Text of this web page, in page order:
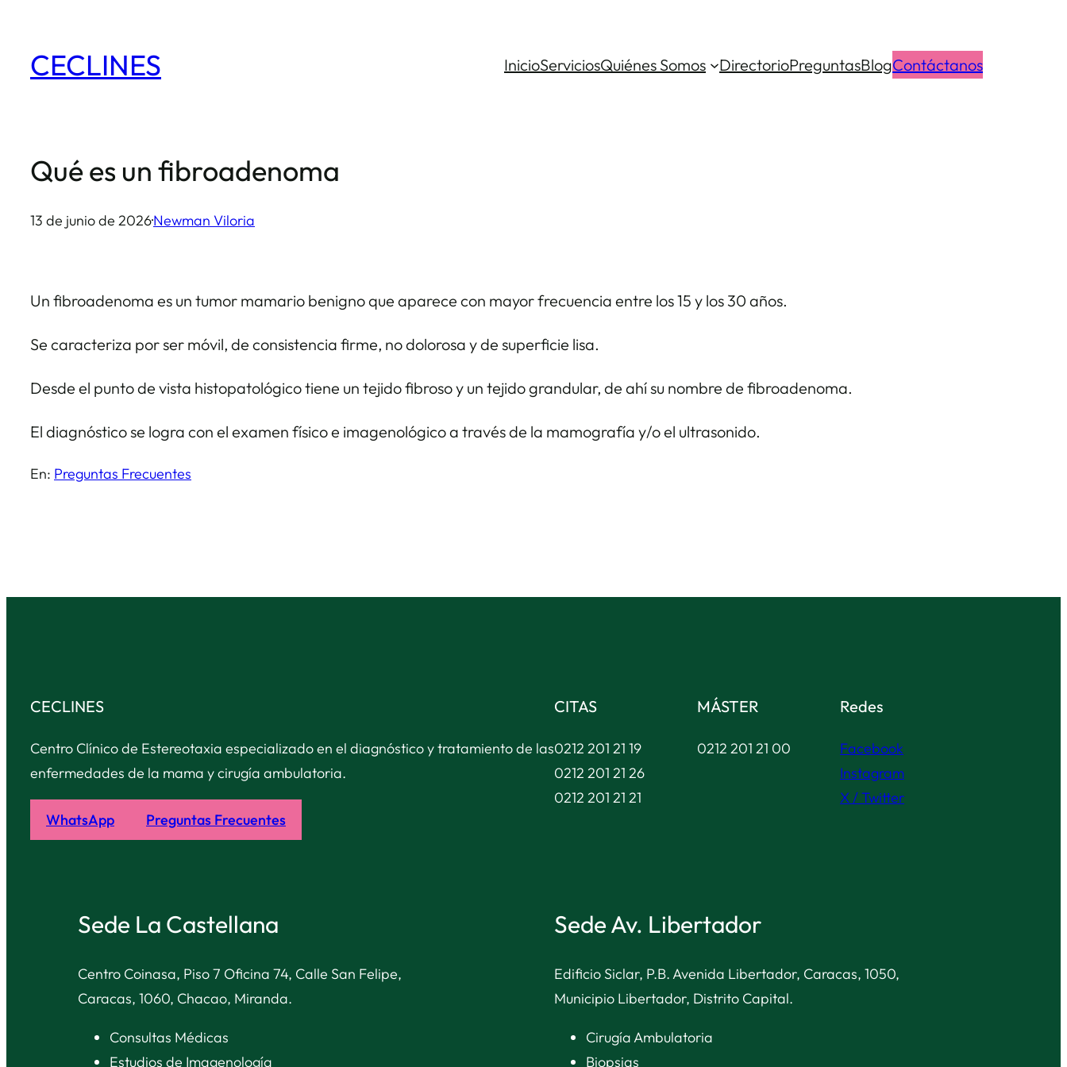
contenido
CECLINES InicioServiciosQuiénes Somos DirectorioPreguntasBlogContáctanos
Qué es un fibroadenoma
13 de junio de 2026·Newman Viloria
Un fibroadenoma es un tumor mamario benigno que aparece con mayor frecuencia entre los 15 y los 30 años.
Se caracteriza por ser móvil, de consistencia firme, no dolorosa y de superficie lisa.
Desde el punto de vista histopatológico tiene un tejido fibroso y un tejido grandular, de ahí su nombre de fibroadenoma.
El diagnóstico se logra con el examen físico e imagenológico a través de la mamografía y/o el ultrasonido.
En: Preguntas Frecuentes
CECLINES
Centro Clínico de Estereotaxia especializado en el diagnóstico y tratamiento de las
enfermedades de la mama y cirugía ambulatoria.
WhatsApp Preguntas Frecuentes
CITAS
0212 201 21 19
0212 201 21 26
0212 201 21 21
MÁSTER
0212 201 21 00
Redes
Facebook
Instagram
X / Twitter
Sede La Castellana
Centro Coinasa, Piso 7 Oficina 74, Calle San Felipe,
Caracas, 1060, Chacao, Miranda.
Consultas Médicas
Estudios de Imagenología
Sede Av. Libertador
Edificio Siclar, P.B. Avenida Libertador, Caracas, 1050,
Municipio Libertador, Distrito Capital.
Cirugía Ambulatoria
Biopsias